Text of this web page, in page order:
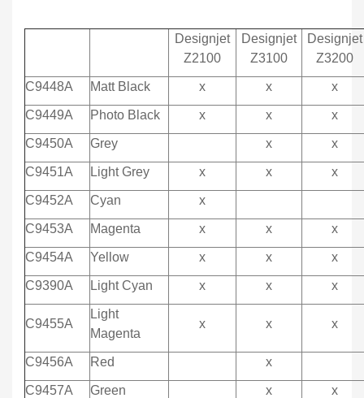
Designjet
Z2100
Designjet
Z3100
Designjet
Z3200
C9448A Matt Black x x x
C9449A Photo Black x x x
C9450A Grey x x
C9451A Light Grey x x x
C9452A Cyan x
C9453A Magenta x x x
C9454A Yellow x x x
C9390A Light Cyan x x x
C9455A
Light
Magenta
x x x
C9456A Red x
C9457A Green x x